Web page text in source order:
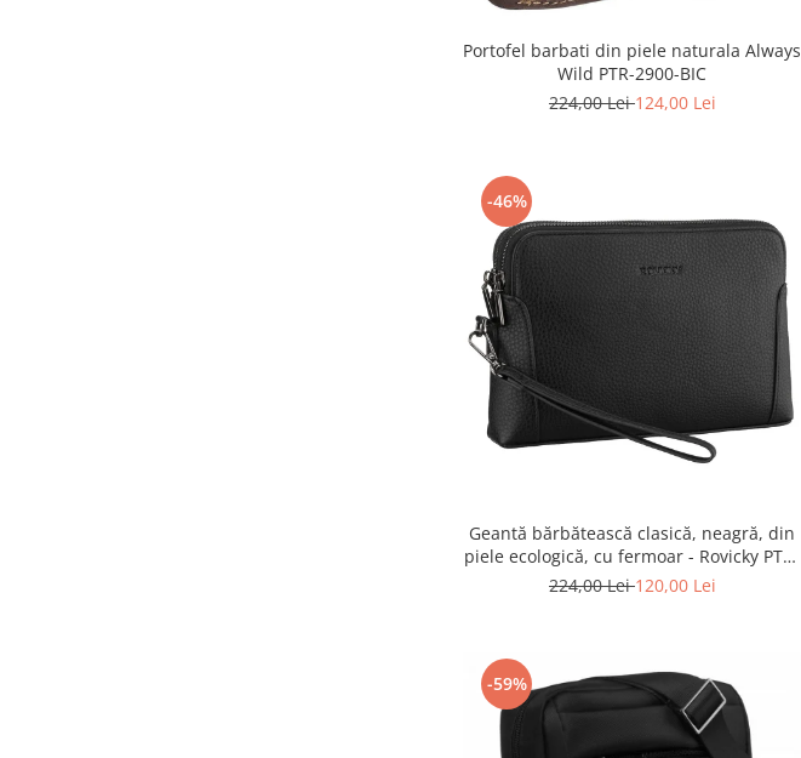
Portofel barbati din piele naturala Always
Wild PTR-2900-BIC
224,00 Lei124,00 Lei
-46%
Geantă bărbătească clasică, neagră, din
piele ecologică, cu fermoar - Rovicky PTR-
R-SDR-01-1631 BLACK
224,00 Lei120,00 Lei
-59%